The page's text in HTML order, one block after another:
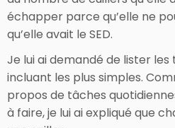
échapper parce qu’elle ne
qu’elle avait le SED.
Je lui ai demandé de lister les
incluant les plus simples.
propos de tâches
à faire, je lui ai expliqué que